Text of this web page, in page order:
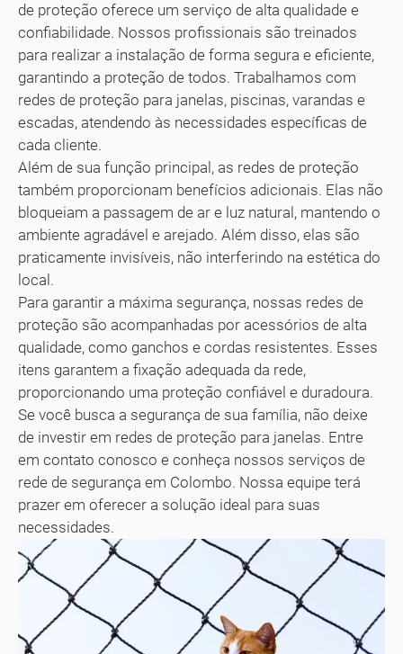
de proteção oferece um serviço de alta qualidade e
confiabilidade. Nossos profissionais são treinados
para realizar a instalação de forma segura e eficiente,
garantindo a proteção de todos. Trabalhamos com
redes de proteção para janelas, piscinas, varandas e
escadas, atendendo às necessidades específicas de
cada cliente.
Além de sua função principal, as redes de proteção
também proporcionam benefícios adicionais. Elas não
bloqueiam a passagem de ar e luz natural, mantendo o
ambiente agradável e arejado. Além disso, elas são
praticamente invisíveis, não interferindo na estética do
local.
Para garantir a máxima segurança, nossas redes de
proteção são acompanhadas por acessórios de alta
qualidade, como ganchos e cordas resistentes. Esses
itens garantem a fixação adequada da rede,
proporcionando uma proteção confiável e duradoura.
Se você busca a segurança de sua família, não deixe
de investir em redes de proteção para janelas. Entre
em contato conosco e conheça nossos serviços de
rede de segurança em Colombo. Nossa equipe terá
prazer em oferecer a solução ideal para suas
necessidades.